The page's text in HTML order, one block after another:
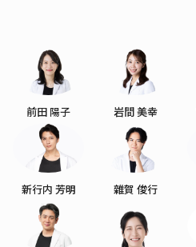
前田 陽子 岩間 美幸
新行内 芳明 雜賀 俊行